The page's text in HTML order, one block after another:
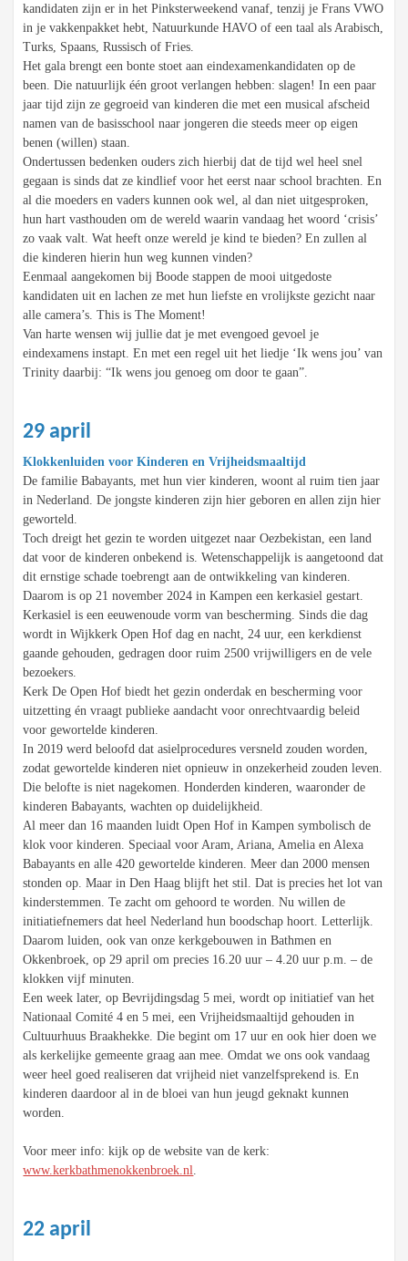
kandidaten zijn er in het Pinksterweekend vanaf, tenzij je Frans VWO
in je vakkenpakket hebt, Natuurkunde HAVO of een taal als Arabisch,
Turks, Spaans, Russisch of Fries.
Het gala brengt een bonte stoet aan eindexamenkandidaten op de
been. Die natuurlijk één groot verlangen hebben: slagen! In een paar
jaar tijd zijn ze gegroeid van kinderen die met een musical afscheid
namen van de basisschool naar jongeren die steeds meer op eigen
benen (willen) staan.
Ondertussen bedenken ouders zich hierbij dat de tijd wel heel snel
gegaan is sinds dat ze kindlief voor het eerst naar school brachten. En
al die moeders en vaders kunnen ook wel, al dan niet uitgesproken,
hun hart vasthouden om de wereld waarin vandaag het woord ‘crisis’
zo vaak valt. Wat heeft onze wereld je kind te bieden? En zullen al
die kinderen hierin hun weg kunnen vinden?
Eenmaal aangekomen bij Boode stappen de mooi uitgedoste
kandidaten uit en lachen ze met hun liefste en vrolijkste gezicht naar
alle camera’s. This is The Moment!
Van harte wensen wij jullie dat je met evengoed gevoel je
eindexamens instapt. En met een regel uit het liedje ‘Ik wens jou’ van
Trinity daarbij: “Ik wens jou genoeg om door te gaan”.
29 april
Klokkenluiden voor Kinderen en Vrijheidsmaaltijd
De familie Babayants, met hun vier kinderen, woont al ruim tien jaar
in Nederland. De jongste kinderen zijn hier geboren en allen zijn hier
geworteld.
Toch dreigt het gezin te worden uitgezet naar Oezbekistan, een land
dat voor de kinderen onbekend is. Wetenschappelijk is aangetoond dat
dit ernstige schade toebrengt aan de ontwikkeling van kinderen.
Daarom is op 21 november 2024 in Kampen een kerkasiel gestart.
Kerkasiel is een eeuwenoude vorm van bescherming. Sinds die dag
wordt in Wijkkerk Open Hof dag en nacht, 24 uur, een kerkdienst
gaande gehouden, gedragen door ruim 2500 vrijwilligers en de vele
bezoekers.
Kerk De Open Hof biedt het gezin onderdak en bescherming voor
uitzetting én vraagt publieke aandacht voor onrechtvaardig beleid
voor gewortelde kinderen.
In 2019 werd beloofd dat asielprocedures versneld zouden worden,
zodat gewortelde kinderen niet opnieuw in onzekerheid zouden leven.
Die belofte is niet nagekomen. Honderden kinderen, waaronder de
kinderen Babayants, wachten op duidelijkheid.
Al meer dan 16 maanden luidt Open Hof in Kampen symbolisch de
klok voor kinderen. Speciaal voor Aram, Ariana, Amelia en Alexa
Babayants en alle 420 gewortelde kinderen. Meer dan 2000 mensen
stonden op. Maar in Den Haag blijft het stil. Dat is precies het lot van
kinderstemmen. Te zacht om gehoord te worden. Nu willen de
initiatiefnemers dat heel Nederland hun boodschap hoort. Letterlijk.
Daarom luiden, ook van onze kerkgebouwen in Bathmen en
Okkenbroek, op 29 april om precies 16.20 uur – 4.20 uur p.m. – de
klokken vijf minuten.
Een week later, op Bevrijdingsdag 5 mei, wordt op initiatief van het
Nationaal Comité 4 en 5 mei, een Vrijheidsmaaltijd gehouden in
Cultuurhuus Braakhekke. Die begint om 17 uur en ook hier doen we
als kerkelijke gemeente graag aan mee. Omdat we ons ook vandaag
weer heel goed realiseren dat vrijheid niet vanzelfsprekend is. En
kinderen daardoor al in de bloei van hun jeugd geknakt kunnen
worden.
Voor meer info: kijk op de website van de kerk:
www.kerkbathmenokkenbroek.nl
22 april